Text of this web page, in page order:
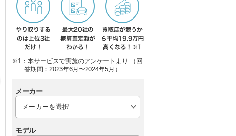
スズキ アルト スズキ スイフト
※1：本サービスで実施のアンケートより （回
答期間：2023年6月〜2024年5月）
メーカー
モデル